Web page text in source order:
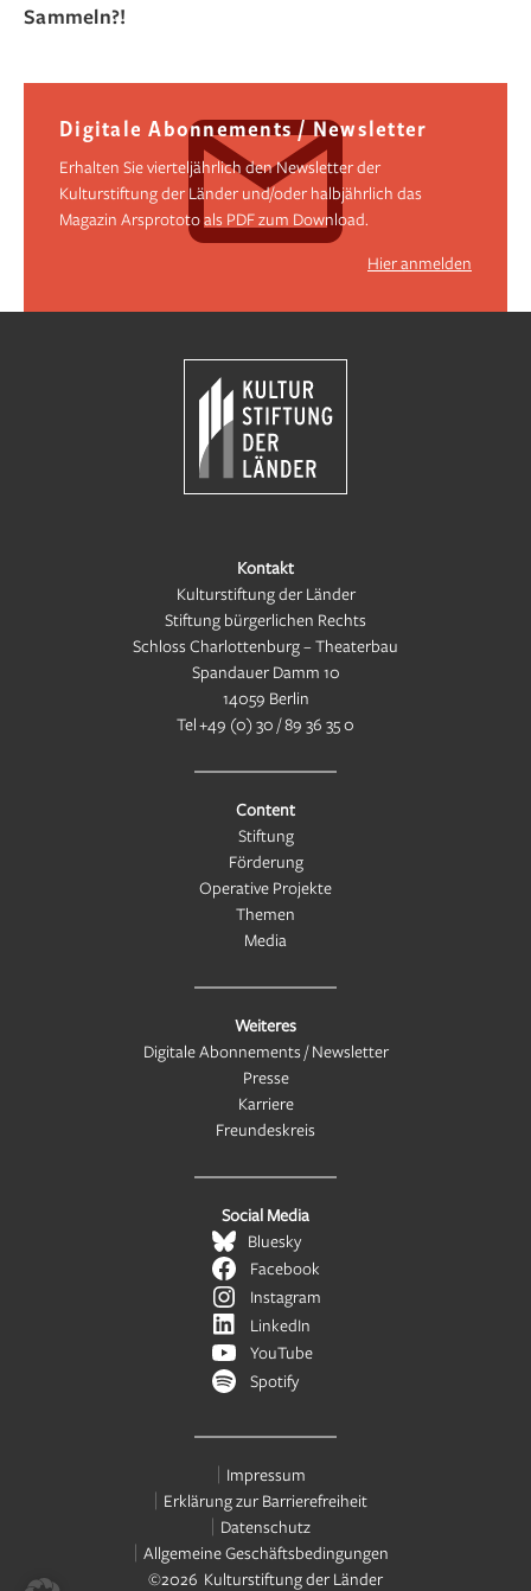
Sammeln?!
Digitale Abonnements / Newsletter
Erhalten Sie vierteljährlich den Newsletter der
Kulturstiftung der Länder und/oder halbjährlich das
Magazin Arsprototo als PDF zum Download.
Hier anmelden
Kontakt
Kulturstiftung der Länder
Stiftung bürgerlichen Rechts
Schloss Charlottenburg – Theaterbau
Spandauer Damm 10
14059 Berlin
Tel+49 (0) 30 / 89 36 35 0
Content
Stiftung
Förderung
Operative Projekte
Themen
Media
Weiteres
Digitale Abonnements / Newsletter
Presse
Karriere
Freundeskreis
Social Media
Bluesky
Facebook
Instagram
LinkedIn
YouTube
Spotify
Impressum
Erklärung zur Barrierefreiheit
Datenschutz
Allgemeine Geschäftsbedingungen
©2026 Kulturstiftung der Länder